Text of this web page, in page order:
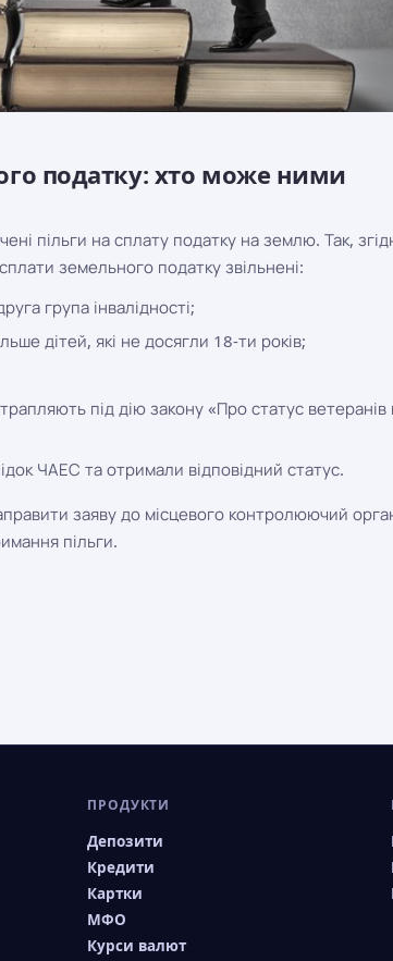
податку: хто може ними
пільги на сплату податку на землю. Так,
земельного податку звільнені:
група інвалідності;
дітей, які не досягли 18-ти років;
під дію закону «Про статус ветеранів
ЧАЕС та отримали відповідний статус.
заяву до місцевого контролюючий
пільги.
ПРОДУКТИ
Депозити
Кредити
Картки
МФО
Курси валют